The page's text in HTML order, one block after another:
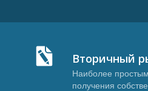
Вторичный
Наиболее
получения